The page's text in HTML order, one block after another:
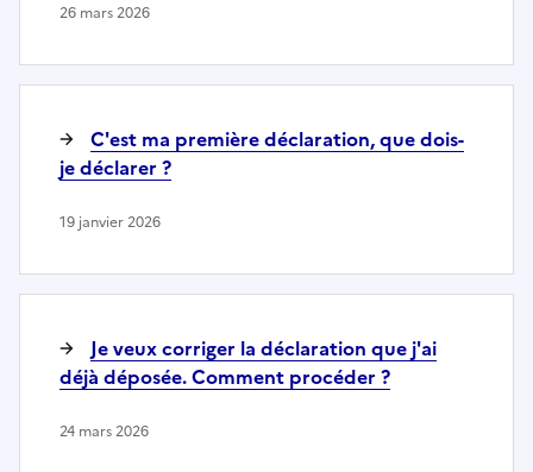
26 mars 2026
C'est ma première déclaration, que dois-
je déclarer ?
19 janvier 2026
Je veux corriger la déclaration que j'ai
déjà déposée. Comment procéder ?
24 mars 2026